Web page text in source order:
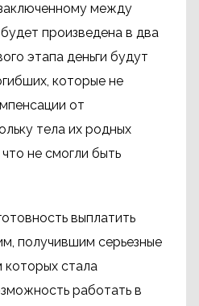
между
произведена в два
этапа деньги будут
которые не
от
тела их родных
не смогли быть
выплатить
получившим серьезные
которых стала
работать в